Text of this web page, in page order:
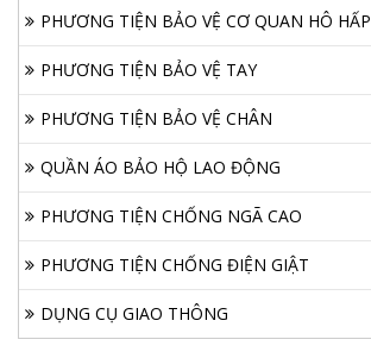
PHƯƠNG TIỆN BẢO VỆ CƠ QUAN HÔ HẤP
PHƯƠNG TIỆN BẢO VỆ TAY
PHƯƠNG TIỆN BẢO VỆ CHÂN
QUẦN ÁO BẢO HỘ LAO ĐỘNG
PHƯƠNG TIỆN CHỐNG NGÃ CAO
PHƯƠNG TIỆN CHỐNG ĐIỆN GIẬT
DỤNG CỤ GIAO THÔNG